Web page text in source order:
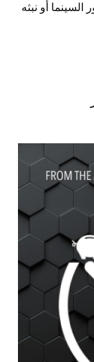
السينما أو نبثه